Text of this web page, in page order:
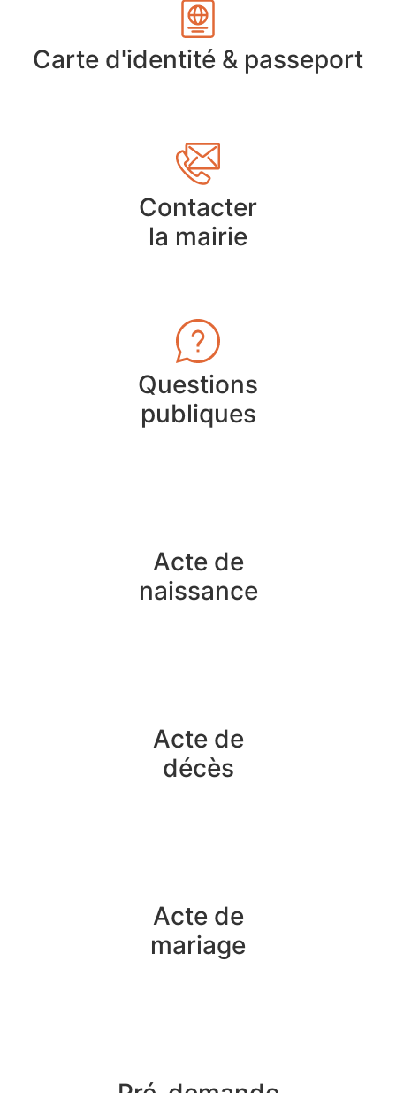
Carte d'identité & passeport
Contacter
la mairie
Questions
publiques
Acte de
naissance
Acte de
décès
Acte de
mariage